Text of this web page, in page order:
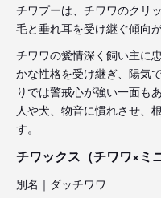
チワプーは、チワワのクリ
毛と垂れ耳を受け継ぐ傾向が
チワワの愛情深く飼い主に
かな性格を受け継ぎ、陽気
りでは警戒心が強い一面も
人や犬、物音に慣れさせ、
す。
チワックス（チワワ×ミ
別名｜ダッチワワ